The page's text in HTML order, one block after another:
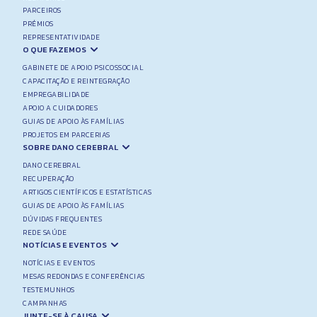
PARCEIROS
PRÉMIOS
REPRESENTATIVIDADE
O QUE FAZEMOS
GABINETE DE APOIO PSICOSSOCIAL
CAPACITAÇÃO E REINTEGRAÇÃO
EMPREGABILIDADE
APOIO A CUIDADORES
GUIAS DE APOIO ÀS FAMÍLIAS
PROJETOS EM PARCERIAS
SOBRE DANO CEREBRAL
DANO CEREBRAL
RECUPERAÇÃO
ARTIGOS CIENTÍFICOS E ESTATÍSTICAS
GUIAS DE APOIO ÀS FAMÍLIAS
DÚVIDAS FREQUENTES
REDE SAÚDE
NOTÍCIAS E EVENTOS
NOTÍCIAS E EVENTOS
MESAS REDONDAS E CONFERÊNCIAS
TESTEMUNHOS
CAMPANHAS